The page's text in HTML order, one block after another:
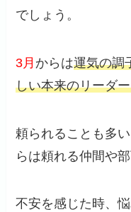
でしょう。
3月 からは運気の調
しい本来のリーダ
頼られることも多
らは頼れる仲間や
不安を感じた時、